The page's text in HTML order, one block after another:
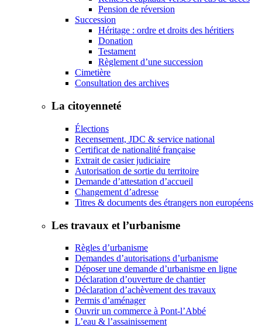
Pension de réversion
Succession
Héritage : ordre et droits des héritiers
Donation
Testament
Règlement d’une succession
Cimetière
Consultation des archives
La citoyenneté
Élections
Recensement, JDC & service national
Certificat de nationalité française
Extrait de casier judiciaire
Autorisation de sortie du territoire
Demande d’attestation d’accueil
Changement d’adresse
Titres & documents des étrangers non européens
Les travaux et l’urbanisme
Règles d’urbanisme
Demandes d’autorisations d’urbanisme
Déposer une demande d’urbanisme en ligne
Déclaration d’ouverture de chantier
Déclaration d’achèvement des travaux
Permis d’aménager
Ouvrir un commerce à Pont-l’Abbé
L’eau & l’assainissement